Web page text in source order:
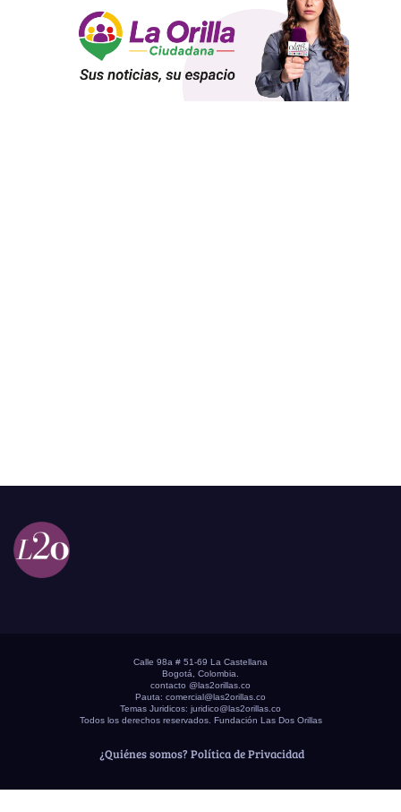
Calle 98a # 51-69 La Castellana
Bogotá, Colombia.
contacto @las2orillas.co
Pauta: comercial@las2orillas.co
Temas Juridicos: juridico@las2orillas.co
Todos los derechos reservados. Fundación Las Dos Orillas
¿Quiénes somos? Política de Privacidad